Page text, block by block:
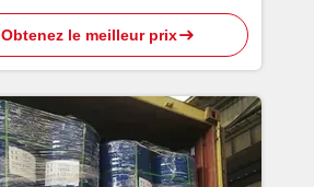
Obtenez le meilleur prix